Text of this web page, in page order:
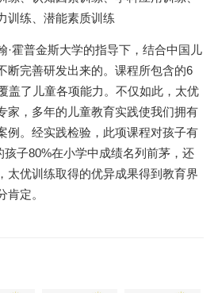
训练、潜能素质训练
·霍普金斯大学的指导下，结合中国儿
断完善研发出来的。课程所包含的6
盖了儿童各项能力。不仅如此，太优
家，多年的儿童教育实践使我们拥有
例。经实践检验，此项课程对孩子有
孩子80%在小学中成绩名列前茅，还
太优训练取得的优异成果得到教育界
定。